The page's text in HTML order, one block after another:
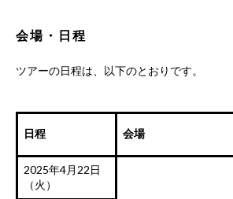
pic.twitter.com/8yJcmHY5gP
— SUPER BEAVER (@super_beaver)
会場・日程
ツアーの日程は、以下のとおりです。
日程 会場
2025年4月22日
（火）